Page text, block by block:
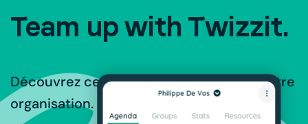
Team up with Twizzit.
Découvrez ce que Twizzit peut offrir à votre
organisation.